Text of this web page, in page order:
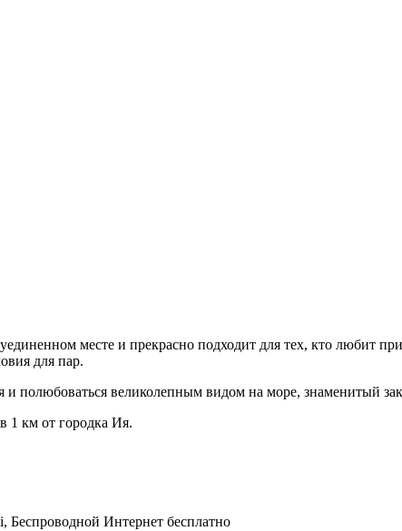
месте и прекрасно подходит для тех, кто любит
для пар.
полюбоваться великолепным видом на море, знаменитый
1 км от городка Ия.
Беспроводной Интернет бесплатно